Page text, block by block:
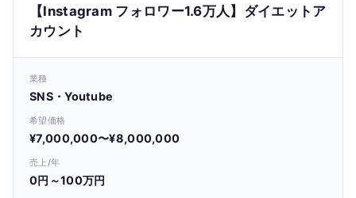
【Instagram フォロワー1.6万人】ダイエットア
カウント
業種
SNS・Youtube
希望価格
¥7,000,000〜¥8,000,000
売上/年
0円～100万円